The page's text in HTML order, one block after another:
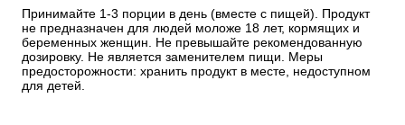
Принимайте 1-3 порции в день (вместе с пищей). Продукт
не предназначен для людей моложе 18 лет, кормящих и
беременных женщин. Не превышайте рекомендованную
дозировку. Не является заменителем пищи. Меры
предосторожности: хранить продукт в месте, недоступном
для детей.